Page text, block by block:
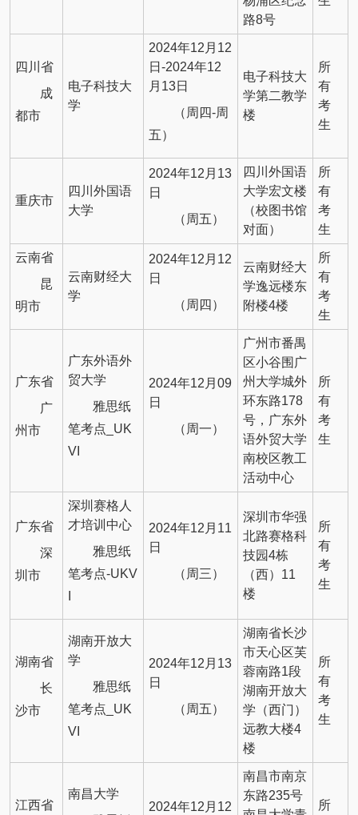
路8号
四川省
成
都市
电子科技大
学
2024年12月12
日-2024年12
月13日
（周四-周
五）
电子科技大
学第二教学
楼
所
有
考
生
重庆市
四川外国语
大学
2024年12月13
日
（周五）
四川外国语
大学宏文楼
（校图书馆
对面）
所
有
考
生
云南省
昆
明市
云南财经大
学
2024年12月12
日
（周四）
云南财经大
学逸远楼东
附楼4楼
所
有
考
生
广东省
广
州市
广东外语外
贸大学
雅思纸
笔考点_UK
VI
2024年12月09
日
（周一）
广州市番禺
区小谷围广
州大学城外
环东路178
号，广东外
语外贸大学
南校区教工
活动中心
所
有
考
生
广东省
深
圳市
深圳赛格人
才培训中心
雅思纸
笔考点-UKV
2024年12月11
日
（周三）
深圳市华强
北路赛格科
技园4栋
（西）11
楼
所
有
考
生
湖南省
长
沙市
湖南开放大
学
雅思纸
笔考点_UK
VI
2024年12月13
日
（周五）
湖南省长沙
市天心区芙
蓉南路1段
湖南开放大
学（西门）
远教大楼4
楼
所
有
考
生
江西省
南昌大学
2024年12月12
南昌市南京
东路235号
所